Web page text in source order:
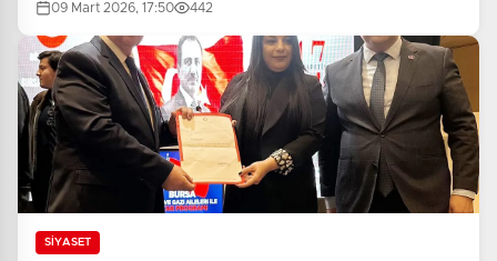
09 Mart 2026, 17:50 442
SİYASET